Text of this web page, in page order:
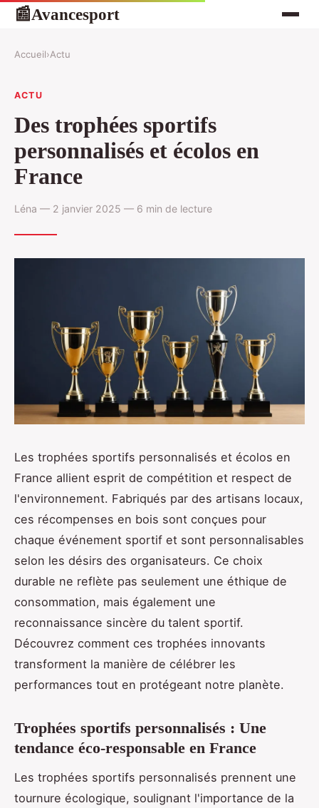
📰Avancesport
Accueil›Actu
ACTU
Des trophées sportifs
personnalisés et écolos en
France
Léna — 2 janvier 2025 — 6 min de lecture
Les trophées sportifs personnalisés et écolos en
France allient esprit de compétition et respect de
l'environnement. Fabriqués par des artisans locaux,
ces récompenses en bois sont conçues pour
chaque événement sportif et sont personnalisables
selon les désirs des organisateurs. Ce choix
durable ne reflète pas seulement une éthique de
consommation, mais également une
reconnaissance sincère du talent sportif.
Découvrez comment ces trophées innovants
transforment la manière de célébrer les
performances tout en protégeant notre planète.
Trophées sportifs personnalisés : Une
tendance éco-responsable en France
Les trophées sportifs personnalisés prennent une
tournure écologique, soulignant l'importance de la